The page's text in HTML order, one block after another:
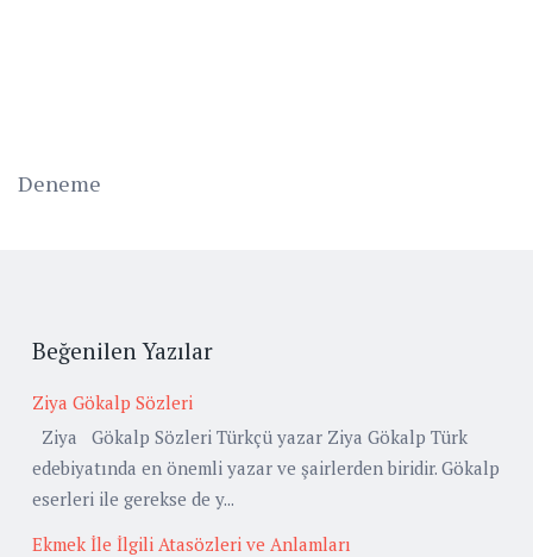
Deneme
Beğenilen Yazılar
Ziya Gökalp Sözleri
Ziya Gökalp Sözleri Türkçü yazar Ziya Gökalp Türk
edebiyatında en önemli yazar ve şairlerden biridir. Gökalp
eserleri ile gerekse de y...
Ekmek İle İlgili Atasözleri ve Anlamları